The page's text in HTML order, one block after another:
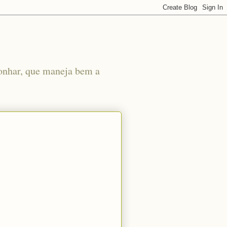
que maneja bem a